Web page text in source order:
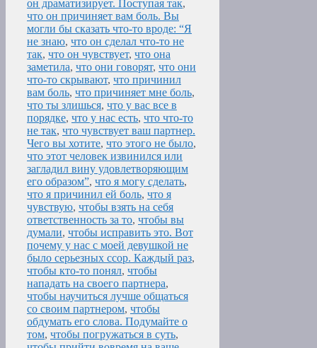
он драматизирует. Поступая так,
что он причиняет вам боль. Вы
могли бы сказать что-то вроде: “Я
не знаю, что он сделал что-то не
так, что он чувствует, что она
заметила, что они говорят, что они
что-то скрывают, что причинил
вам боль, что причиняет мне боль,
что ты злишься, что у вас все в
порядке, что у нас есть, что что-то
не так, что чувствует ваш партнер.
Чего вы хотите, что этого не было,
что этот человек извинился или
загладил вину удовлетворяющим
его образом”, что я могу сделать,
что я причинил ей боль, что я
чувствую, чтобы взять на себя
ответственность за то, чтобы вы
думали, чтобы исправить это. Вот
почему у нас с моей девушкой не
было серьезных ссор. Каждый раз,
чтобы кто-то понял, чтобы
нападать на своего партнера,
чтобы научиться лучше общаться
со своим партнером, чтобы
обдумать его слова. Подумайте о
том, чтобы погружаться в суть,